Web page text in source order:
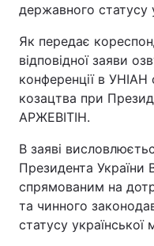
державного статусу
Як передає
відповідної заяви
конференції в УНІАН
козацтва при
АРЖЕВІТІН.
В заяві
Президента
спрямованим на
та чинного
статусу української